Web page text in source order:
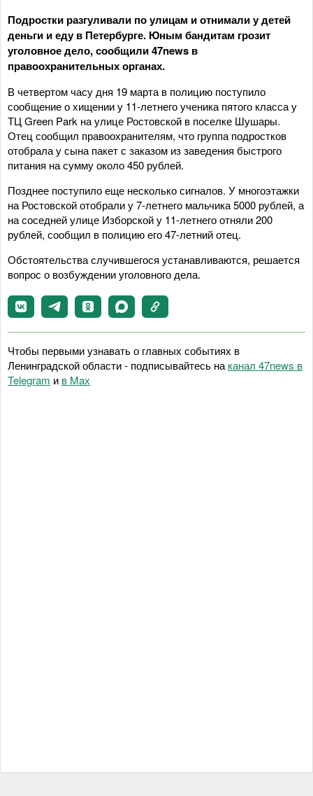
Подростки разгуливали по улицам и отнимали у детей
деньги и еду в Петербурге. Юным бандитам грозит
уголовное дело, сообщили 47news в
правоохранительных органах.
В четвертом часу дня 19 марта в полицию поступило
сообщение о хищении у 11-летнего ученика пятого класса у
ТЦ Green Park на улице Ростовской в поселке Шушары.
Отец сообщил правоохранителям, что группа подростков
отобрала у сына пакет с заказом из заведения быстрого
питания на сумму около 450 рублей.
Позднее поступило еще несколько сигналов. У многоэтажки
на Ростовской отобрали у 7-летнего мальчика 5000 рублей, а
на соседней улице Изборской у 11-летнего отняли 200
рублей, сообщил в полицию его 47-летний отец.
Обстоятельства случившегося устанавливаются, решается
вопрос о возбуждении уголовного дела.
Чтобы первыми узнавать о главных событиях в
Ленинградской области - подписывайтесь на канал 47news в
Telegram и в Maх